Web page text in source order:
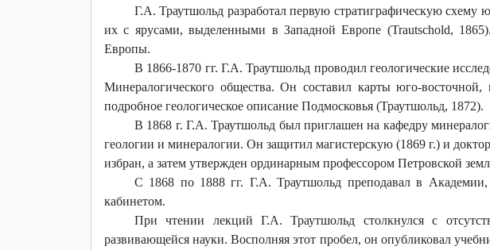
Г.А. Траутшольд разработал первую стратиграфическую
их с ярусами, выделенными в Западной Европе (Trautschold,
Европы.
В 1866-1870 гг. Г.А. Траутшольд проводил геологические
Минералогического общества. Он составил карты юго-
подробное геологическое описание Подмосковья (Траутшольд, 1872).
В 1868 г. Г.А. Траутшольд был приглашен на кафедру
геологии и минералогии. Он защитил магистерскую (1869 г.) и
избран, а затем утвержден ординарным профессором Петровской
С 1868 по 1888 гг. Г.А. Траутшольд преподавал в Академии,
кабинетом.
При чтении лекций Г.А. Траутшольд столкнулся с
развивающейся науки. Восполняя этот пробел, он опубликовал